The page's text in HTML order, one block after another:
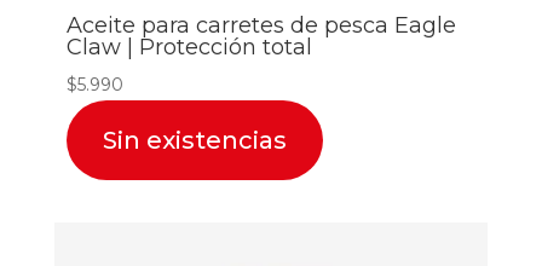
Aceite para carretes de pesca Eagle
Claw | Protección total
$5.990
Sin existencias